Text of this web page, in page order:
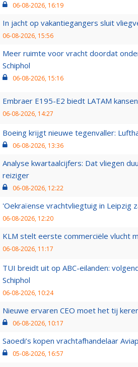
06-08-2026, 16:19
In jacht op vakantiegangers sluit
06-08-2026, 15:56
Meer ruimte voor vracht doordat
Schiphol
06-08-2026, 15:16
Embraer E195-E2 biedt LATAM
06-08-2026, 14:27
Boeing krijgt nieuwe tegenvaller:
06-08-2026, 13:36
Analyse kwartaalcijfers: Dat vliegen
reiziger
06-08-2026, 12:22
'Oekraïense vrachtvliegtuig in Leipzig
06-08-2026, 12:20
KLM stelt eerste commerciële vlucht
06-08-2026, 11:17
TUI breidt uit op ABC-eilanden:
Schiphol
06-08-2026, 10:24
Nieuwe ervaren CEO moet het tij
06-08-2026, 10:17
Saoedi’s kopen vrachtafhandelaar
05-08-2026, 16:57